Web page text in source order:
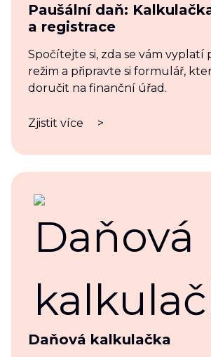
Paušální daň:
a registrace
Spočítejte si, zda se vám vyplatí
režim a připravte si formulář,
doručit na finanční úřad.
Zjistit více >
Daňová kalkulačka